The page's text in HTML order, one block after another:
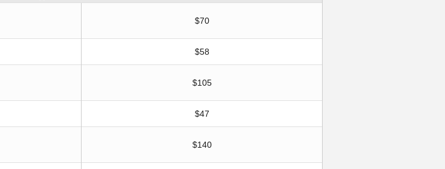
$70
$58
$105
$47
$140